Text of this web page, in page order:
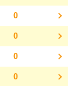
0
0
0
0